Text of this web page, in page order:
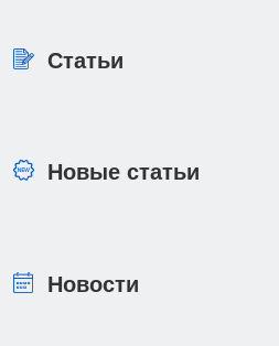
Статьи
Новые статьи
Новости